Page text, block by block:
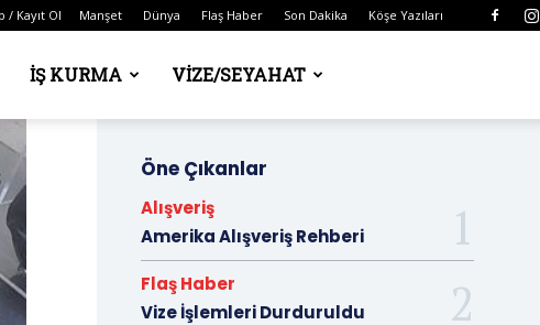
/ Kayıt Ol Manşet Dünya Flaş Haber Son Dakika Köşe Yazıları
İŞ KURMA VIZE/SEYAHAT
Öne Çıkanlar
Alışveriş
Amerika Alışveriş Rehberi
Flaş Haber
Vize İşlemleri Durduruldu